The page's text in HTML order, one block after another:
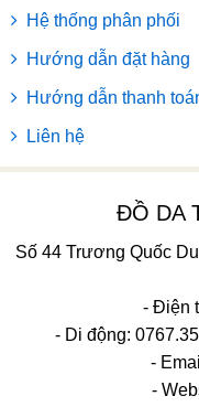
Hệ thống phân phối
Hướng dẫn đặt hàng
Hướng dẫn thanh
Liên hệ
ĐỒ DA
Số 44 Trương Quốc
- Điện
- Di động:
-
-